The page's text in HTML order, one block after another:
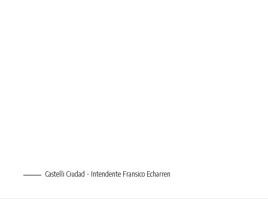
Castelli Ciudad - Intendente Fransico Echarren